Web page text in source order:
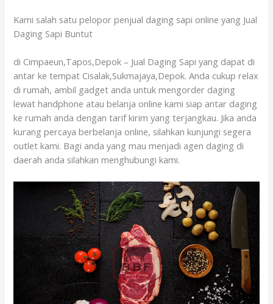
Kami salah satu pelopor penjual daging sapi online yang Jual
Daging Sapi Buntut
di Cimpaeun,Tapos,Depok – Jual Daging Sapi yang dapat di
antar ke tempat Cisalak,Sukmajaya,Depok. Anda cukup relax
di rumah, ambil gadget anda untuk mengorder daging
lewat handphone atau belanja online kami siap antar daging
ke rumah anda dengan tarif kirim yang terjangkau. Jika anda
kurang percaya berbelanja online, silahkan kunjungi segera
outlet kami. Bagi anda yang mau menjadi agen daging di
daerah anda silahkan menghubungi kami.